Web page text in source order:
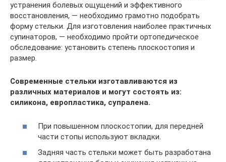
устранения болевых ощущений и эффективного
восстановления, — необходимо грамотно подобрать
форму стельки. Для изготовления наиболее практичных
супинаторов, — необходимо пройти ортопедическое
обследование: установить степень плоскостопия и
размер.
Современные стельки изготавливаются из
различных материалов и могут состоять из:
силикона, европластика, супралена.
При повышенном плоскостопии, для передней
части стопы используют вкладки.
Задняя часть стельки может быть разработана